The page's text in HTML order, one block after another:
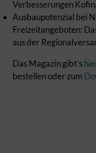
Verbesserungen
Ausbaupotenzial bei
Freizeitangeboten:
aus der
Das Magazin gibt’s
bestellen oder zum